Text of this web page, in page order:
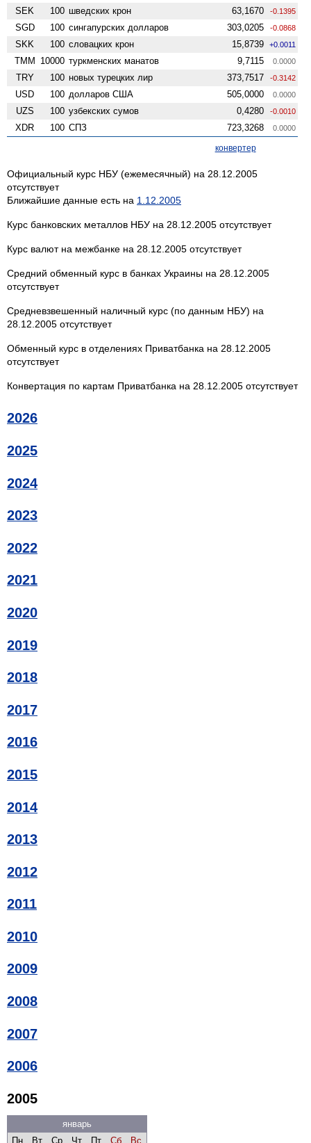
SEK 100 шведских крон 63,1670 -0.1395
SGD 100 сингапурских долларов 303,0205 -0.0868
SKK 100 словацких крон 15,8739 +0.0011
TMM 10000 туркменских манатов 9,7115 0.0000
TRY 100 новых турецких лир 373,7517 -0.3142
USD 100 долларов США 505,0000 0.0000
UZS 100 узбекских сумов 0,4280 -0.0010
XDR 100 СПЗ 723,3268 0.0000
конвертер
Официальный курс НБУ (ежемесячный) на 28.12.2005
отсутствует
Ближайшие данные есть на 1.12.2005
Курс банковских металлов НБУ на 28.12.2005 отсутствует
Курс валют на межбанке на 28.12.2005 отсутствует
Средний обменный курс в банках Украины на 28.12.2005
отсутствует
Средневзвешенный наличный курс (по данным НБУ) на
28.12.2005 отсутствует
Обменный курс в отделениях Приватбанка на 28.12.2005
отсутствует
Конвертация по картам Приватбанка на 28.12.2005 отсутствует
2026
2025
2024
2023
2022
2021
2020
2019
2018
2017
2016
2015
2014
2013
2012
2011
2010
2009
2008
2007
2006
2005
январь
Пн
Вт Ср Чт Пт Сб Вс